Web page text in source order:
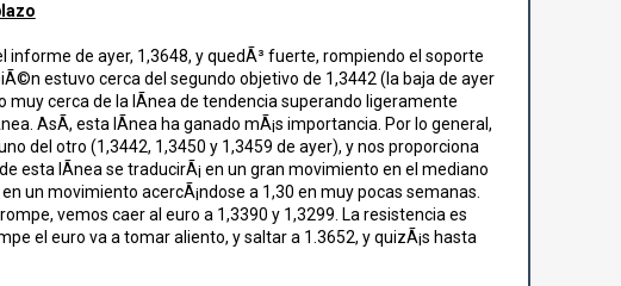
informe de ayer, 1,3648, y quedÃ³ fuerte, rompiendo el soporte
estuvo cerca del segundo objetivo de 1,3442 (la baja de ayer
muy cerca de la lÃ­nea de tendencia superando ligeramente
AsÃ­, esta lÃ­nea ha ganado mÃ¡s importancia. Por lo general,
del otro (1,3442, 1,3450 y 1,3459 de ayer), y nos proporciona
esta lÃ­nea se traducirÃ¡ en un gran movimiento en el mediano
un movimiento acercÃ¡ndose a 1,30 en muy pocas semanas.
vemos caer al euro a 1,3390 y 1,3299. La resistencia es
el euro va a tomar aliento, y saltar a 1.3652, y quizÃ¡s hasta